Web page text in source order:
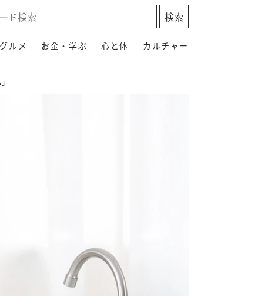
ルメ お金・学ぶ 心と体 カルチャー